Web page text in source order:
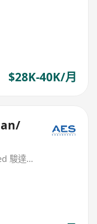
$28K-40K/月
Alvest Equipment Services (HK) Limited 駿達航空服務有限公司